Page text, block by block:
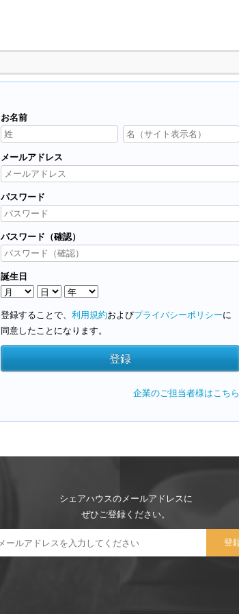
お名前
メールアドレス
パスワード
パスワード（確認）
誕生日
登録することで、 利用規約およびプライバシーポリシーに
同意したことになります。
企業のご担当者様はこちら
シェアハウスのメールアドレスに
ぜひご登録ください。